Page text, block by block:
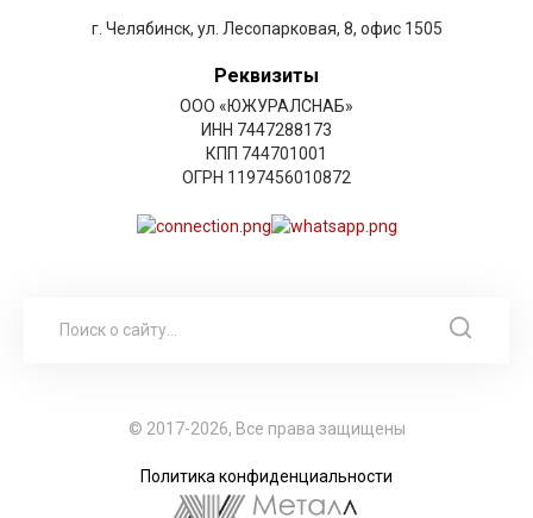
г. Челябинск, ул. Лесопарковая, 8, офис 1505
Реквизиты
ООО «ЮЖУРАЛСНАБ»
ИНН 7447288173
КПП 744701001
ОГРН 1197456010872
© 2017-2026, Все права защищены
Политика конфиденциальности